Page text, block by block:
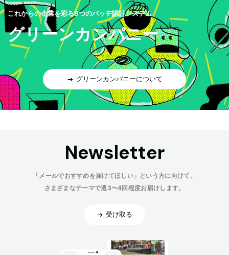
これからの企業を彩る9つのバッヂ認証システム
グリーンカンパニー
グリーンカンパニーについて
Newsletter
「メールでおすすめを届けてほしい」という方に向けて、
さまざまなテーマで週3〜4回程度お届けします。
受け取る